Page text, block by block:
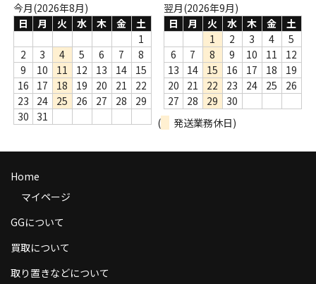
特定商取引法に基づく表示
Contact
今月(2026年8月)
日
月 火 水 木 金
土
1
2
3 4 5 6 7
8
9
10 11 12 13 14
15
16
17 18 19 20 21
22
23
24 25 26 27 28
29
30
31
翌月(2026年9月)
日
月 火 水 木 金
土
1
2 3 4
5
6
7 8 9 10 11
12
13
14 15 16 17 18
19
20
21 22 23 24 25
26
27
28 29
30
(
発送業務休日)
Home
マイページ
GGについて
買取について
取り置きなどについて